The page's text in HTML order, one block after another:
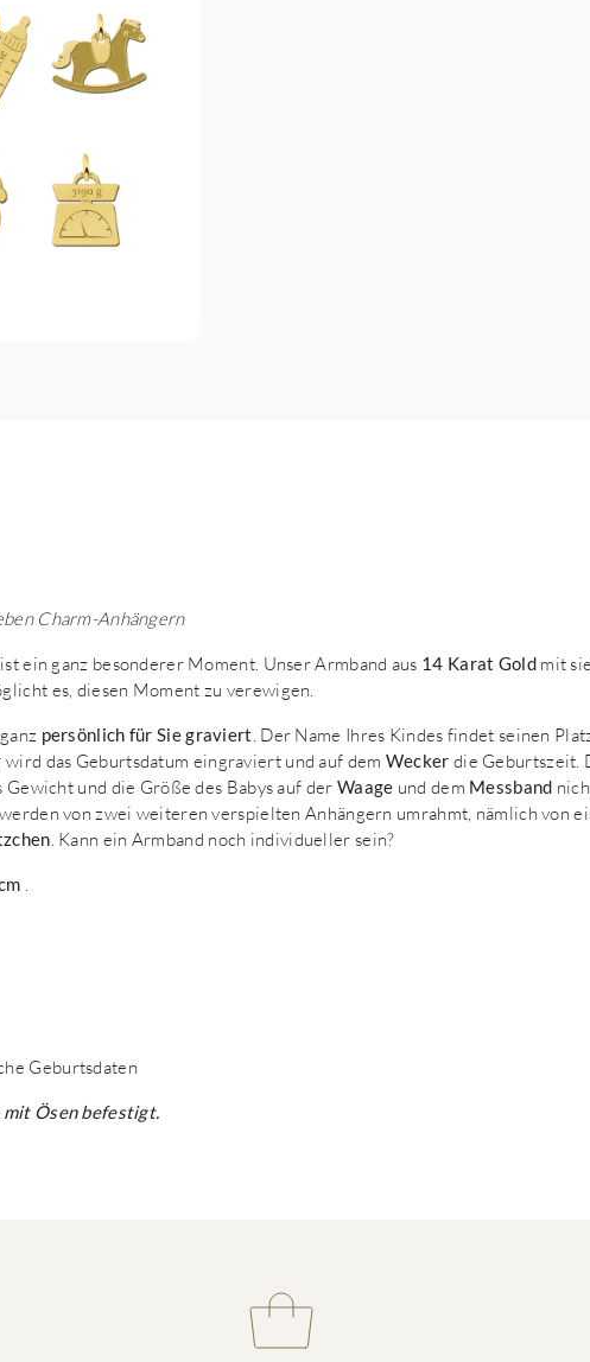
Charm-Anhängern
ein ganz besonderer Moment. Unser Armband aus 14 Karat Goldmit
es, diesen Moment zu verewigen.
persönlich für Sie graviert . Der Name Ihres Kindes findet seinen
wird das Geburtsdatum eingraviert und auf dem Wecker die Geburtszeit.
und die Größe des Babys auf der Waage und dem Messband
von zwei weiteren verspielten Anhängern umrahmt, nämlich von
. Kann ein Armband noch individueller sein?
Geburtsdaten
Ösen befestigt.